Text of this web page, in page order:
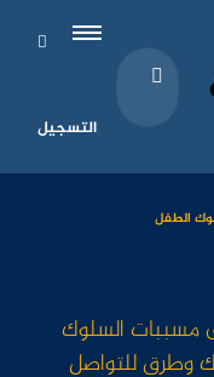
التسجيل
الطفل
مسببات السلوك
وطرق للتواصل